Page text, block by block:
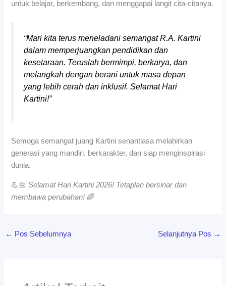
untuk belajar, berkembang, dan menggapai langit cita-citanya.
“Mari kita terus meneladani semangat R.A. Kartini
dalam memperjuangkan pendidikan dan
kesetaraan. Teruslah bermimpi, berkarya, dan
melangkah dengan berani untuk masa depan
yang lebih cerah dan inklusif. Selamat Hari
Kartini!”
Semoga semangat juang Kartini senantiasa melahirkan
generasi yang mandiri, berkarakter, dan siap menginspirasi
dunia.
💪🌼Selamat Hari Kartini 2026! Tetaplah bersinar dan
membawa perubahan! 🌈
← Pos Sebelumnya Selanjutnya Pos →